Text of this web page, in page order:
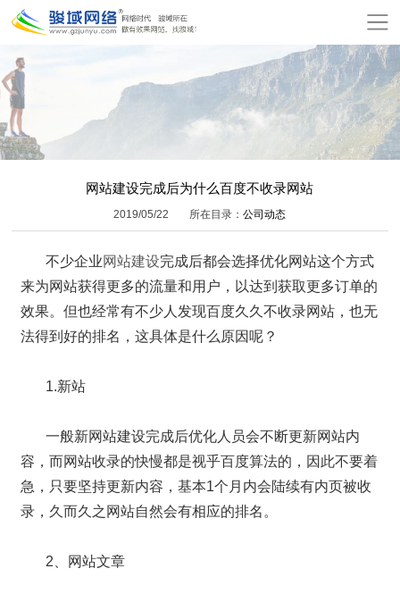
网
首
页
于
骏
服
务
模
网站建设完成后为什么百度不收录网站
2019/05/22 所在目录：公司动态
不少企业网站建设完成后都会选择优化网站这个方式
来为网站获得更多的流量和用户，以达到获取更多订单的
效果。但也经常有不少人发现百度久久不收录网站，也无
法得到好的排名，这具体是什么原因呢？
1.新站
一般新网站建设完成后优化人员会不断更新网站内
容，而网站收录的快慢都是视乎百度算法的，因此不要着
急，只要坚持更新内容，基本1个月内会陆续有内页被收
录，久而久之网站自然会有相应的排名。
2、网站文章